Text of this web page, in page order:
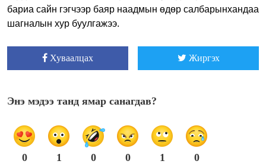
бариа сайн гэгчээр баяр наадмын өдөр салбарынхандаа
шагналын хур буулгажээ.
Хуваалцах Жиргэх
Энэ мэдээ танд ямар санагдав?
0 1 0 0 1 0